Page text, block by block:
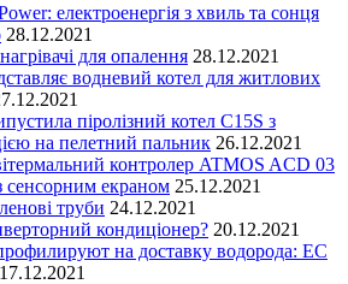
електроенергія з хвиль та сонця
28.12.2021
для опалення 28.12.2021
водневий котел для житлових
піролізний котел C15S з
на пелетний пальник 26.12.2021
контролер ATMOS ACD 03
сенсорним екраном 25.12.2021
труби 24.12.2021
кондиціонер? 20.12.2021
на доставку водорода: EC
17.12.2021